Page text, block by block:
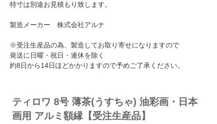
特寸は別途お見積もり致します。
製造メーカー 株式会社アルナ
※受注生産品の為、製造してお取り寄せになりますので
発送に日曜・祝日・連休を除く
約8日から14日ほどかかりますので予めご了承ください。
ティロワ 8号 薄茶(うすちゃ) 油彩画・日本
画用 アルミ額縁【受注生産品】